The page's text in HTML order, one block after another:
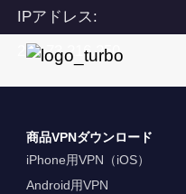
IPアドレス:
216.73.216.250
商品VPNダウンロード
iPhone用VPN（iOS）
Android用VPN